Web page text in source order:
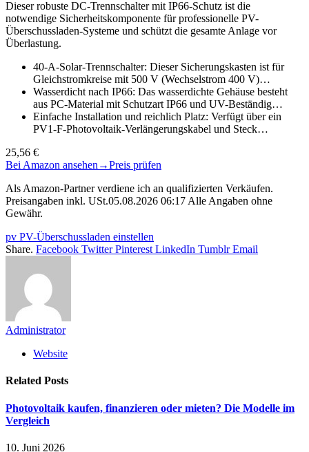
Dieser robuste DC-Trennschalter mit IP66-Schutz ist die
notwendige Sicherheitskomponente für professionelle PV-
Überschussladen-Systeme und schützt die gesamte Anlage vor
Überlastung.
40-A-Solar-Trennschalter: Dieser Sicherungskasten ist für
Gleichstromkreise mit 500 V (Wechselstrom 400 V)…
Wasserdicht nach IP66: Das wasserdichte Gehäuse besteht
aus PC-Material mit Schutzart IP66 und UV-Beständig…
Einfache Installation und reichlich Platz: Verfügt über ein
PV1-F-Photovoltaik-Verlängerungskabel und Steck…
25,56 €
Bei Amazon ansehen →Preis prüfen
Als Amazon-Partner verdiene ich an qualifizierten Verkäufen.
Preisangaben inkl. USt.05.08.2026 06:17 Alle Angaben ohne
Gewähr.
pv PV-Überschussladen einstellen
Share. Facebook Twitter Pinterest LinkedIn Tumblr Email
Administrator
Website
Related Posts
Photovoltaik kaufen, finanzieren oder mieten? Die Modelle im
Vergleich
10. Juni 2026